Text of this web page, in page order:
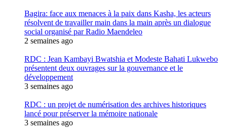
Bagira: face aux menaces à la paix dans Kasha, les acteurs
résolvent de travailler main dans la main après un dialogue
social organisé par Radio Maendeleo
2 semaines ago
RDC : Jean Kambayi Bwatshia et Modeste Bahati Lukwebo
présentent deux ouvrages sur la gouvernance et le
développement
3 semaines ago
RDC : un projet de numérisation des archives historiques
lancé pour préserver la mémoire nationale
3 semaines ago